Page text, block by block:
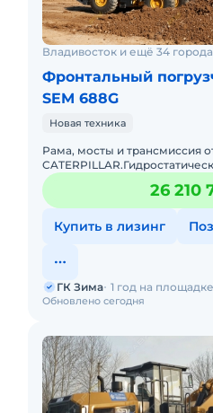
Владивосток и ещё 34 города
Фронтальный
SEM 688G
Новая техника
Рама, мосты и трансмиссия
эффективная, чем
трансмиссия, позволяет26 210
Купить в лизинг
Обновлено сегодня
ГК Зима 1 год на площадке